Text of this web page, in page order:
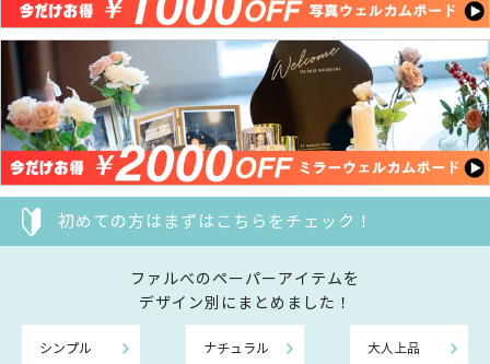
初めての方はまずはこちらをチェック！
ファルべのペーパーアイテムを
デザイン別にまとめました！
シンプル ナチュラル 大人上品